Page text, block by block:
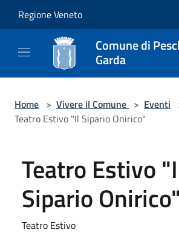
Regione Veneto
Comune di
Garda
Home > Vivere il Comune > Eventi
Teatro Estivo "Il Sipario Onirico"
Teatro Estivo
Sipario Onirico"
Teatro Estivo